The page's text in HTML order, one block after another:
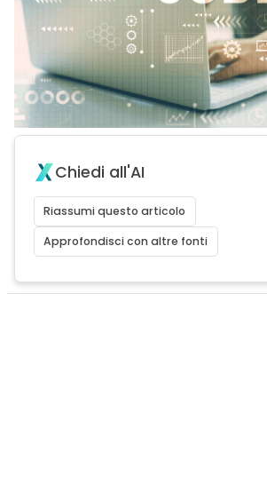
Chiedi all'AI
Riassumi questo articolo
Approfondisci con altre fonti